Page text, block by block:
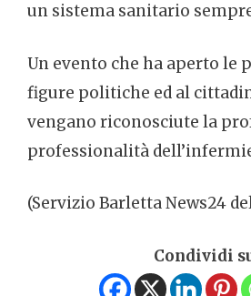
un sistema sanitario
Un evento che ha aperto le
figure politiche ed al
vengano riconosciute la
professionalità
(Servizio Barletta News24 del
Condividi